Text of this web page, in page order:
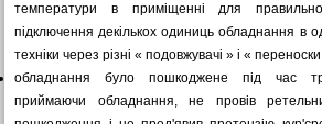
температури в приміщенні для
підключення декількох одиниць обладнання в
техніки через різні « подовжувачі » і « переноски
обладнання було пошкоджене під час
приймаючи обладнання, не провів